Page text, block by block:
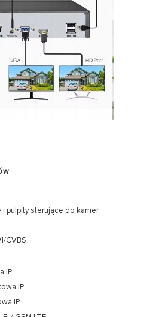
i pulpity sterujące do kamer
CVBS
IP
IP
IP